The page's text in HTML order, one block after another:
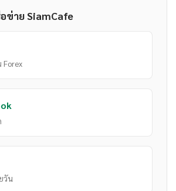
ข่าย SiamCafe
วัน